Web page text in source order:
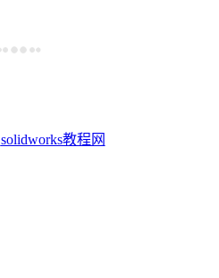
solidworks教程网